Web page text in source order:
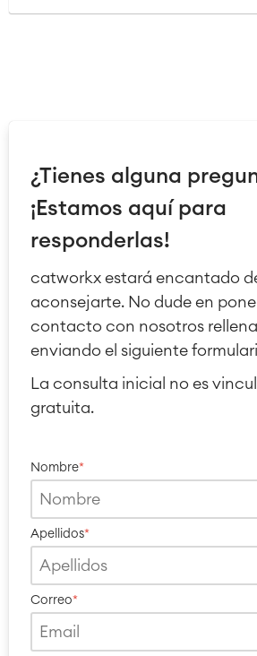
¿Tienes alguna
¡Estamos aquí para
responderlas!
catworkx estará encantado
aconsejarte. No dude en
contacto con nosotros
enviando el siguiente
La consulta inicial no es
gratuita.
Nombre*
Apellidos*
Correo*